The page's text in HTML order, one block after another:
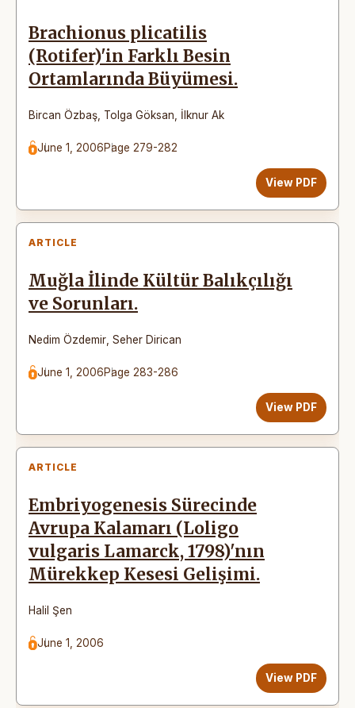
Brachionus plicatilis
(Rotifer)'in Farklı Besin
Ortamlarında Büyümesi.
Bircan Özbaş Tolga Göksan İlknur Ak
June 1, 2006Page 279-282
View PDF
ARTICLE
Muğla İlinde Kültür Balıkçılığı
ve Sorunları.
Nedim Özdemir Seher Dirican
June 1, 2006Page 283-286
View PDF
ARTICLE
Embriyogenesis Sürecinde
Avrupa Kalamarı (Loligo
vulgaris Lamarck, 1798)'nın
Mürekkep Kesesi Gelişimi.
Halil Şen
June 1, 2006
View PDF